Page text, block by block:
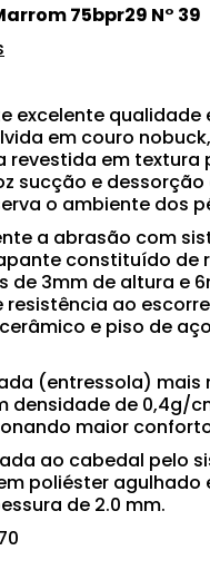
75bpr29 N° 39
excelente qualidade
em couro
revestida em textura
sucção e dessorção
o ambiente dos
a abrasão com
constituído de
de 3mm de altura e
resistência ao
e piso de
(entressola) mais
densidade de 0,4g/
maior
ao cabedal pelo
poliéster agulhado
de 2.0 mm.